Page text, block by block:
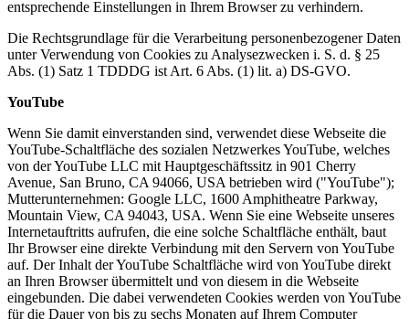
entsprechende Einstellungen in Ihrem Browser zu verhindern.
Die Rechtsgrundlage für die Verarbeitung personenbezogener Daten
unter Verwendung von Cookies zu Analysezwecken i. S. d. § 25
Abs. (1) Satz 1 TDDDG ist Art. 6 Abs. (1) lit. a) DS-GVO.
YouTube
Wenn Sie damit einverstanden sind, verwendet diese Webseite die
YouTube-Schaltfläche des sozialen Netzwerkes YouTube, welches
von der YouTube LLC mit Hauptgeschäftssitz in 901 Cherry
Avenue, San Bruno, CA 94066, USA betrieben wird ("YouTube");
Mutterunternehmen: Google LLC, 1600 Amphitheatre Parkway,
Mountain View, CA 94043, USA. Wenn Sie eine Webseite unseres
Internetauftritts aufrufen, die eine solche Schaltfläche enthält, baut
Ihr Browser eine direkte Verbindung mit den Servern von YouTube
auf. Der Inhalt der YouTube Schaltfläche wird von YouTube direkt
an Ihren Browser übermittelt und von diesem in die Webseite
eingebunden. Die dabei verwendeten Cookies werden von YouTube
für die Dauer von bis zu sechs Monaten auf Ihrem Computer